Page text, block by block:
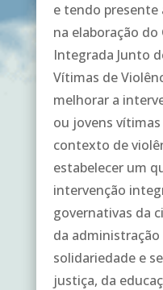
e tendo presente
na elaboração
Integrada Junto
Vítimas de
melhorar a
ou jovens
contexto de
estabelecer um
intervenção
governativas da
da
solidariedade e
justiça, da